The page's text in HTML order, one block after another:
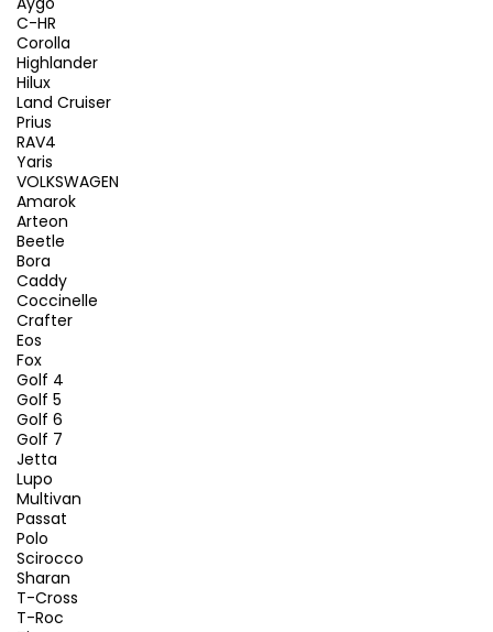
C-HR
Corolla
Highlander
Hilux
Land Cruiser
Prius
RAV4
Yaris
VOLKSWAGEN
Amarok
Arteon
Beetle
Bora
Caddy
Coccinelle
Crafter
Eos
Fox
Golf 4
Golf 5
Golf 6
Golf 7
Jetta
Lupo
Multivan
Passat
Polo
Scirocco
Sharan
T-Cross
T-Roc